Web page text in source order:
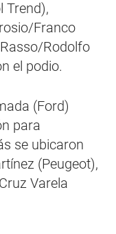
Trend),
Franco
Rodolfo
el podio.
(Ford)
para
se ubicaron
(Peugeot),
Varela